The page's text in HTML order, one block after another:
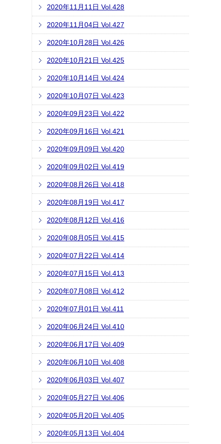
2020年11月11日 Vol.428
2020年11月04日 Vol.427
2020年10月28日 Vol.426
2020年10月21日 Vol.425
2020年10月14日 Vol.424
2020年10月07日 Vol.423
2020年09月23日 Vol.422
2020年09月16日 Vol.421
2020年09月09日 Vol.420
2020年09月02日 Vol.419
2020年08月26日 Vol.418
2020年08月19日 Vol.417
2020年08月12日 Vol.416
2020年08月05日 Vol.415
2020年07月22日 Vol.414
2020年07月15日 Vol.413
2020年07月08日 Vol.412
2020年07月01日 Vol.411
2020年06月24日 Vol.410
2020年06月17日 Vol.409
2020年06月10日 Vol.408
2020年06月03日 Vol.407
2020年05月27日 Vol.406
2020年05月20日 Vol.405
2020年05月13日 Vol.404